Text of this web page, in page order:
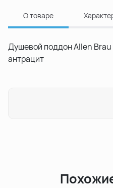
О товаре
Душевой поддон Allen
антрацит